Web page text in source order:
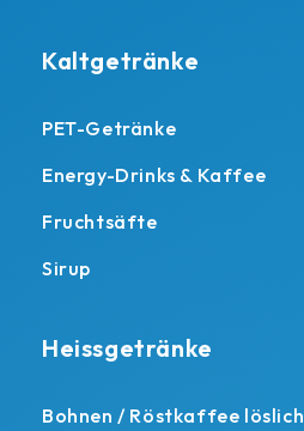
Kaltgetränke
PET-Getränke
Energy-Drinks & Kaffee
Fruchtsäfte
Sirup
Heissgetränke
Bohnen / Röstkaffee löslich